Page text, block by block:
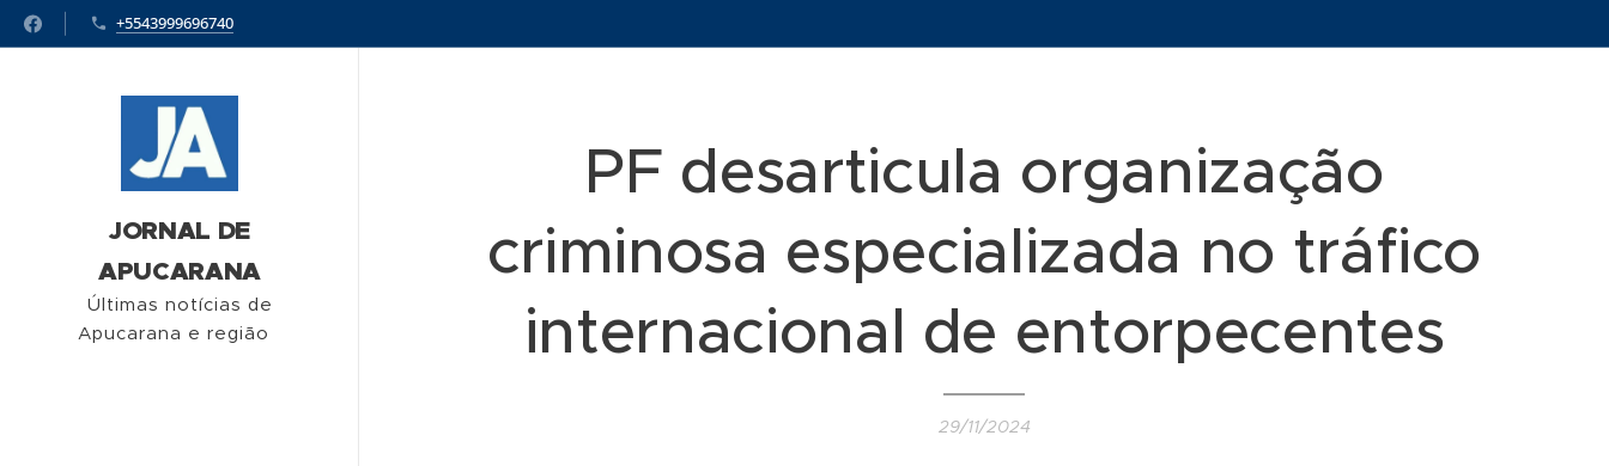
+5543999696740
JORNAL DE
APUCARANA
Últimas notícias de
Apucarana e região
PF desarticula organização
criminosa especializada no tráfico
internacional de entorpecentes
29/11/2024